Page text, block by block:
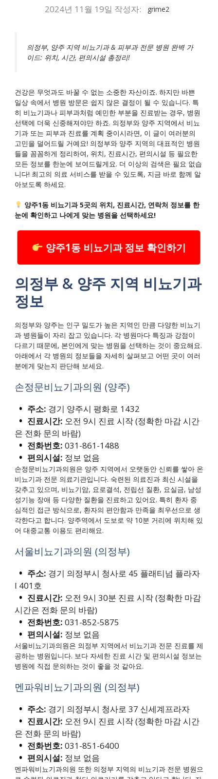
2024년 11월 19일 작성자: grime2
의정부, 양주 지역 비뇨기과 & 피부과 전문 병원 완벽 가
이드: 위치, 시간, 편의시설 총정리!
건강은 무엇과도 바꿀 수 없는 소중한 자산이죠. 하지만 바쁜
일상 속에서 병원 방문은 쉽지 않은 결정이 될 수 있습니다. 특
히 비뇨기과나 피부과처럼 예민한 부분을 진료받는 경우, 병원
선택에 더욱 신중해져야만 하죠. 의정부와 양주 지역에서 비뇨
기과 또는 피부과 진료를 계획 중이시라면, 이 글이 여러분의
고민을 덜어드릴 거예요! 의정부와 양주 지역의 대표적인 병원
들을 꼼꼼하게 정리하여, 위치, 진료시간, 편의시설 등 필요한
모든 정보를 한눈에 보여드릴게요. 더 이상의 검색은 필요 없습
니다! 최고의 의료 서비스를 받을 수 있도록, 지금 바로 함께 알
아보도록 하세요.
양주1동 비뇨기과 5곳의 위치, 진료시간, 연락처 정보를 한
눈에 확인하고 나에게 맞는 병원을 선택하세요!
양주1동 비뇨기과 정보 확인하기
의정부 & 양주 지역 비뇨기과
정보
의정부와 양주는 인구 밀도가 높은 지역인 만큼 다양한 비뇨기
과 병원들이 자리 잡고 있습니다. 각 병원마다 특징과 강점이
다르기 때문에, 본인에게 맞는 병원을 선택하는 것이 중요해요.
아래에서 각 병원의 정보들을 자세히 살펴보고 어떤 곳이 여러
분에게 맞는지 판단해 보세요.
손정문비뇨기과의원 (양주)
주소: 경기 양주시 평화로 1432
진료시간: 오전 9시 진료 시작 (정확한 마감 시간
은 전화 문의 바람)
전화번호: 031-861-1488
편의시설: 정보 없음
손정문비뇨기과의원은 양주 지역에서 오랫동안 신뢰를 쌓아 온
비뇨기과 전문 의료기관입니다. 숙련된 의료진과 최신 시설을
갖추고 있으며, 비뇨기암, 요로결석, 전립선 질환, 요실금, 남성
성기능 장애 등 다양한 질환을 진료하고 있어요. 특히 환자 중
심적인 접근 방식으로, 환자의 편안함과 만족을 최우선으로 생
각한다고 합니다. 양주역에서 도보로 약 10분 거리에 위치해 있
어 대중교통 이용도 편리해요.
서울비뇨기과의원 (의정부)
주소: 경기 의정부시 청사로 45 플래티넘 플라자
I 401호
진료시간: 오전 9시 30분 진료 시작 (정확한 마감
시간은 전화 문의 바람)
전화번호: 031-852-5875
편의시설: 정보 없음
서울비뇨기과의원은 의정부 지역에서 비뇨기과 전문 진료를 제
공하는 병원입니다. 보다 자세한 진료 시간 및 편의시설 정보는
병원에 직접 문의하는 것이 좋을 것 같아요.
멘파워비뇨기과의원 (의정부)
주소: 경기 의정부시 청사로 37 신세계프라자
진료시간: 오전 9시 진료 시작 (정확한 마감 시간
은 전화 문의 바람)
전화번호: 031-851-6400
편의시설: 정보 없음
멘파워비뇨기과의원 또한 의정부 지역의 비뇨기과 전문 병원으